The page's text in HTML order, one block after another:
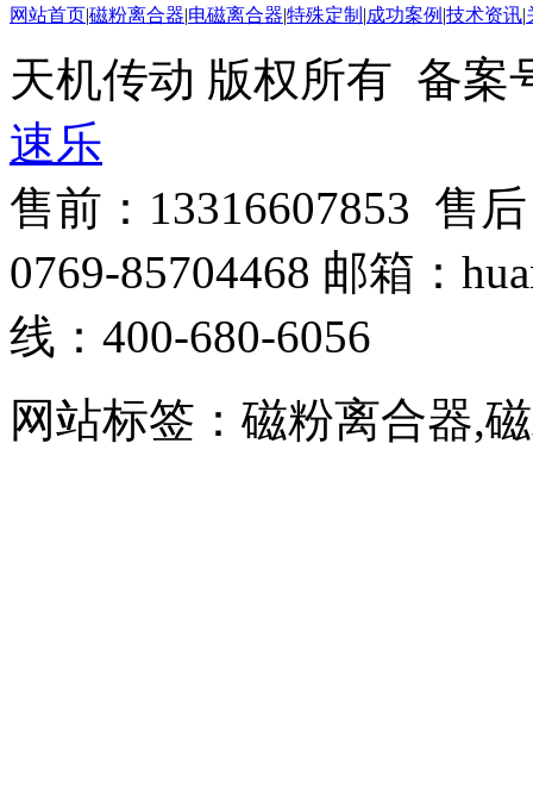
网站首页|磁粉离合器|电磁离合器|特殊定制 |成功案例 |技术资讯|
天机传动 版权所有 备案
速乐
售前：13316607853 售
0769-85704468 邮箱：
线：400-680-6056
网站标签：磁粉离合器,